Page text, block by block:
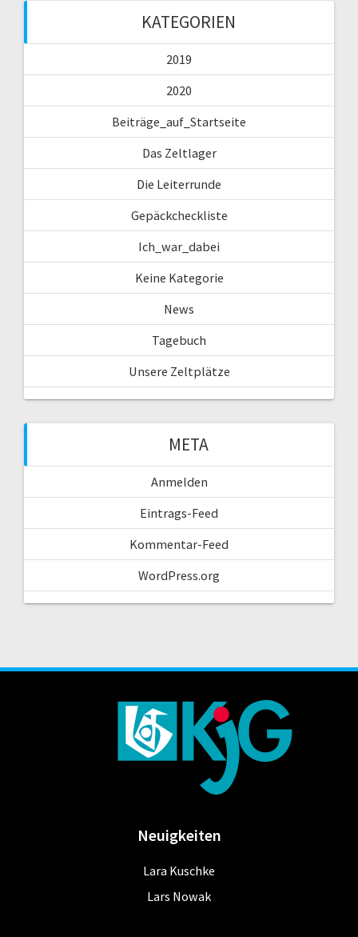
KATEGORIEN
2019
2020
Beiträge_auf_Startseite
Das Zeltlager
Die Leiterrunde
Gepäckcheckliste
Ich_war_dabei
Keine Kategorie
News
Tagebuch
Unsere Zeltplätze
META
Anmelden
Eintrags-Feed
Kommentar-Feed
WordPress.org
Neuigkeiten
Lara Kuschke
Lars Nowak